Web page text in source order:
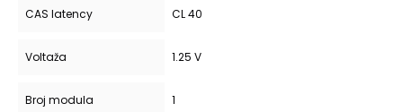
CAS latency CL 40
Voltaža 1.25 V
Broj modula 1